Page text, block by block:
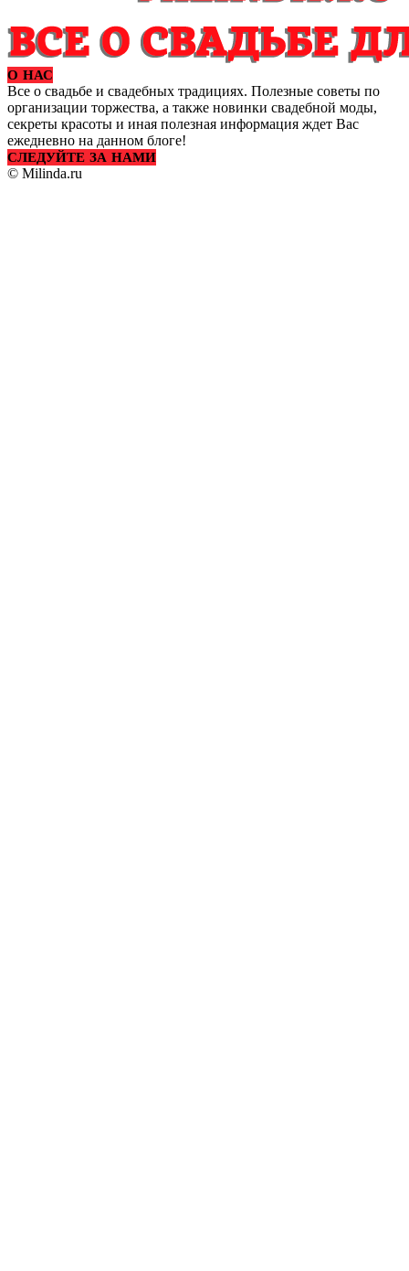
О НАС
Все о свадьбе и свадебных традициях. Полезные советы по
организации торжества, а также новинки свадебной моды,
секреты красоты и иная полезная информация ждет Вас
ежедневно на данном блоге!
СЛЕДУЙТЕ ЗА НАМИ
© Milinda.ru